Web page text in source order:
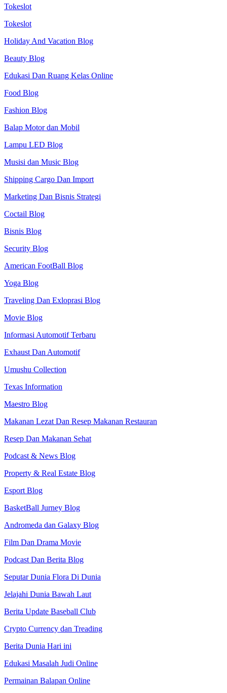
Tokeslot
Tokeslot
Holiday And Vacation Blog
Beauty Blog
Edukasi Dan Ruang Kelas Online
Food Blog
Fashion Blog
Balap Motor dan Mobil
Lampu LED Blog
Musisi dan Music Blog
Shipping Cargo Dan Import
Marketing Dan Bisnis Strategi
Coctail Blog
Bisnis Blog
Security Blog
American FootBall Blog
Yoga Blog
Traveling Dan Exloprasi Blog
Movie Blog
Informasi Automotif Terbaru
Exhaust Dan Automotif
Umushu Collection
Texas Information
Maestro Blog
Makanan Lezat Dan Resep Makanan Restauran
Resep Dan Makanan Sehat
Podcast & News Blog
Property & Real Estate Blog
Esport Blog
BasketBall Jurney Blog
Andromeda dan Galaxy Blog
Film Dan Drama Movie
Podcast Dan Berita Blog
Seputar Dunia Flora Di Dunia
Jelajahi Dunia Bawah Laut
Berita Update Baseball Club
Crypto Currency dan Treading
Berita Dunia Hari ini
Edukasi Masalah Judi Online
Permainan Balapan Online